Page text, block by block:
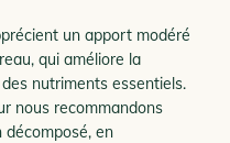
un apport modéré
qui améliore la
nutriments essentiels.
nous recommandons
décomposé, en